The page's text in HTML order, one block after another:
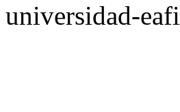
universidad-